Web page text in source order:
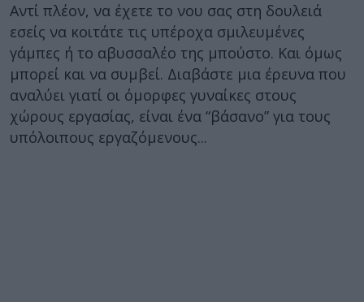
Αντί πλέον, να έχετε το νου σας στη δουλειά
εσείς να κοιτάτε τις υπέροχα σμιλευμένες
γάμπες ή το αβυσσαλέο της μπούστο. Και όμως
μπορεί και να συμβεί. Διαβάστε μια έρευνα που
αναλύει γιατί οι όμορφες γυναίκες στους
χώρους εργασίας, είναι ένα “βάσανο” για τους
υπόλοιπους εργαζόμενους...